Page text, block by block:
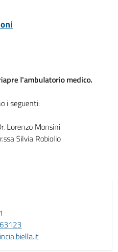
l'ambulatorio medico.
i seguenti:
Lorenzo Monsini
Silvia Robiolio